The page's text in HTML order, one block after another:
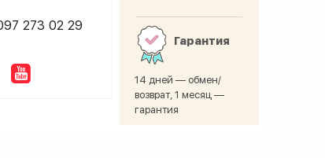
273 02 29
Гарантия
14 дней — обмен/
возврат, 1 месяц —
гарантия